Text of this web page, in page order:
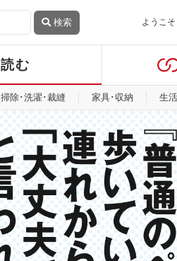
検索 ようこそ
読む
掃除･洗濯･裁縫 家具･収納 生